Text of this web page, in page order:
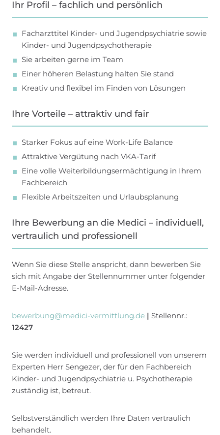
Ihr Profil – fachlich und persönlich
Facharzttitel Kinder- und Jugendpsychiatrie sowie
Kinder- und Jugendpsychotherapie
Sie arbeiten gerne im Team
Einer höheren Belastung halten Sie stand
Kreativ und flexibel im Finden von Lösungen
Ihre Vorteile – attraktiv und fair
Starker Fokus auf eine Work-Life Balance
Attraktive Vergütung nach VKA-Tarif
Eine volle Weiterbildungsermächtigung in Ihrem
Fachbereich
Flexible Arbeitszeiten und Urlaubsplanung
Ihre Bewerbung an die Medici – individuell,
vertraulich und professionell
Wenn Sie diese Stelle anspricht, dann bewerben Sie
sich mit Angabe der Stellennummer unter folgender
E-Mail-Adresse.
bewerbung@medici-vermittlung.de | Stellennr.:
12427
Sie werden individuell und professionell von unserem
Experten Herr Sengezer, der für den Fachbereich
Kinder- und Jugendpsychiatrie u. Psychotherapie
zuständig ist, betreut.
Selbstverständlich werden Ihre Daten vertraulich
behandelt.